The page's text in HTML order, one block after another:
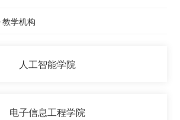
教学机构
人工智能学院
电子信息工程学院